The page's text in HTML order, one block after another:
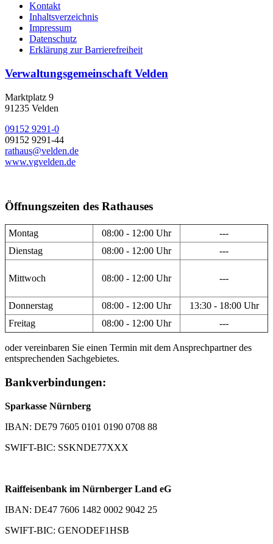
Kontakt
Inhaltsverzeichnis
Impressum
Datenschutz
Erklärung zur Barrierefreiheit
Verwaltungsgemeinschaft Velden
Marktplatz 9
91235 Velden
09152 9291-0
09152 9291-44
rathaus@velden.de
www.vgvelden.de
Öffnungszeiten des Rathauses
Montag 08:00 - 12:00 Uhr
---
Dienstag
08:00 - 12:00 Uhr ---
Mittwoch 08:00 - 12:00 Uhr ---
Donnerstag 08:00 - 12:00 Uhr
13:30 - 18:00 Uhr
Freitag
08:00 - 12:00 Uhr ---
oder vereinbaren Sie einen Termin mit dem Ansprechpartner des
entsprechenden Sachgebietes.
Bankverbindungen:
Sparkasse Nürnberg
IBAN: DE79 7605 0101 0190 0708 88
SWIFT-BIC: SSKNDE77XXX
Raiffeisenbank im Nürnberger Land eG
IBAN: DE47 7606 1482 0002 9042 25
SWIFT-BIC: GENODEF1HSB